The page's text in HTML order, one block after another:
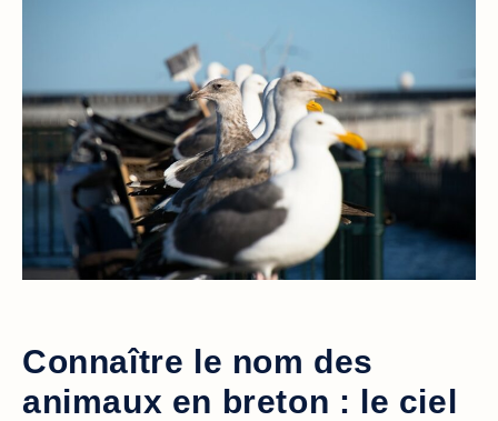
Connaître le nom des
animaux en breton : le ciel